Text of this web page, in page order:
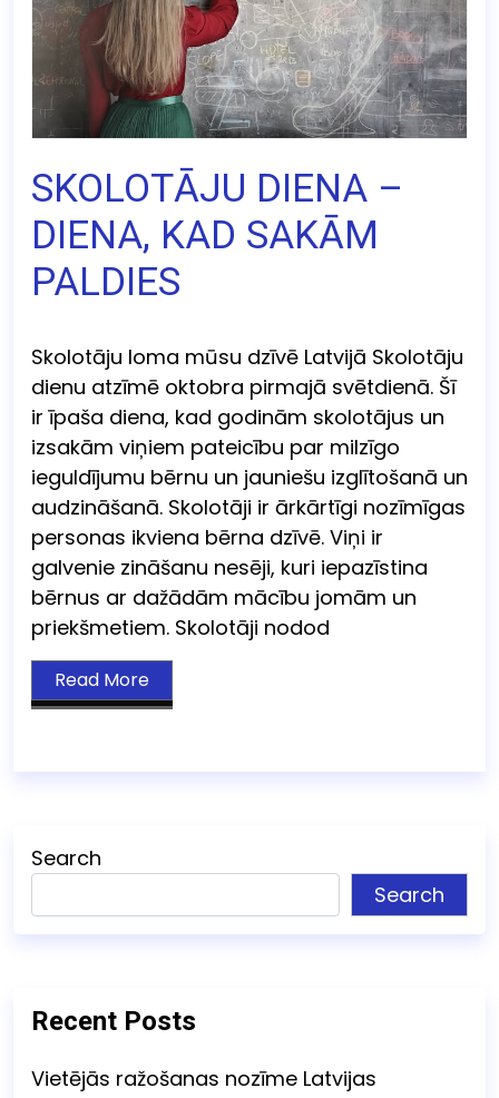
SKOLOTĀJU DIENA –
DIENA, KAD SAKĀM
PALDIES
Skolotāju loma mūsu dzīvē Latvijā Skolotāju
dienu atzīmē oktobra pirmajā svētdienā. Šī
ir īpaša diena, kad godinām skolotājus un
izsakām viņiem pateicību par milzīgo
ieguldījumu bērnu un jauniešu izglītošanā un
audzināšanā. Skolotāji ir ārkārtīgi nozīmīgas
personas ikviena bērna dzīvē. Viņi ir
galvenie zināšanu nesēji, kuri iepazīstina
bērnus ar dažādām mācību jomām un
priekšmetiem. Skolotāji nodod
Read More
Search
Search
Recent Posts
Vietējās ražošanas nozīme Latvijas